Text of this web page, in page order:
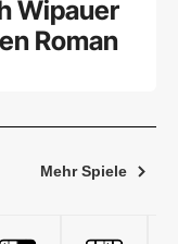
Wipauer
Roman
Mehr Spiele